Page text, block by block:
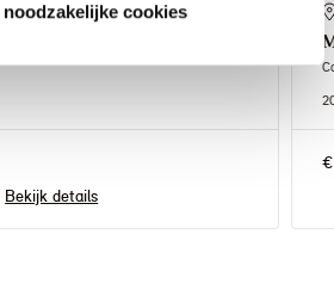
noodzakelijke cookies
Bekijk details